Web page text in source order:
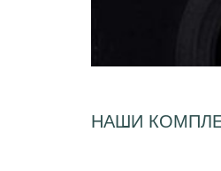
НАШИ